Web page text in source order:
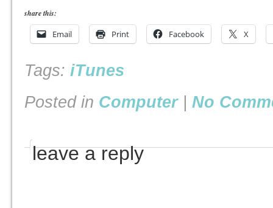
share this:
Email Print Facebook X
Tags: iTunes
Posted in Computer| No
leave a reply